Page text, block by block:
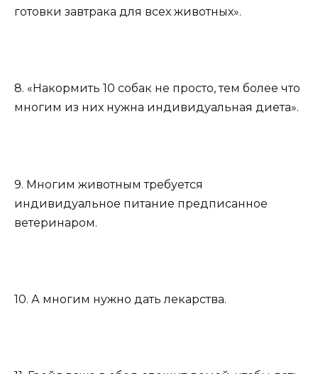
готовки завтрака для всех животных».
8. «Накормить 10 собак не просто, тем более что
многим из них нужна индивидуальная диета».
9. Многим животным требуется
индивидуальное питание предписанное
ветеринаром.
10. А многим нужно дать лекарства.